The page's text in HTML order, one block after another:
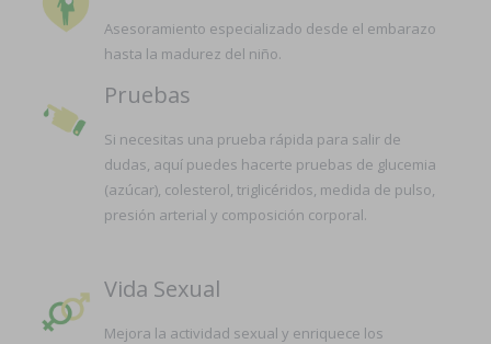
Asesoramiento especializado desde el embarazo
hasta la madurez del niño.
Pruebas
Si necesitas una prueba rápida para salir de
dudas, aquí puedes hacerte pruebas de glucemia
(azúcar), colesterol, triglicéridos, medida de pulso,
presión arterial y composición corporal.
Vida Sexual
Mejora la actividad sexual y enriquece los